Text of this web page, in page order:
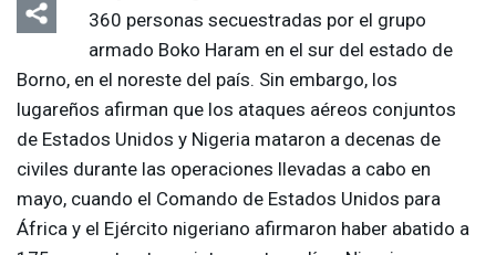
360 personas secuestradas por el grupo
armado Boko Haram en el sur del estado de
Borno, en el noreste del país. Sin embargo, los
lugareños afirman que los ataques aéreos conjuntos
de Estados Unidos y Nigeria mataron a decenas de
civiles durante las operaciones llevadas a cabo en
mayo, cuando el Comando de Estados Unidos para
África y el Ejército nigeriano afirmaron haber abatido a